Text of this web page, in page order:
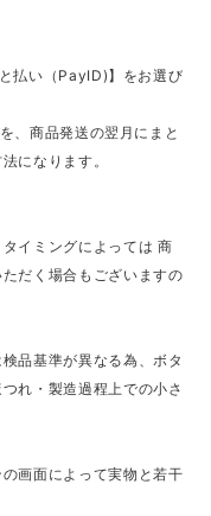
払い（PayID)】をお選び
、商品発送の翌月にまと
になります。
イミングによっては 商
だく場合もございますの
品基準が異なる為、ボタ
れ・製造過程上での小さ
画面によって実物と若干